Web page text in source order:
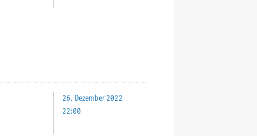
26. Dezember 2022
22:00